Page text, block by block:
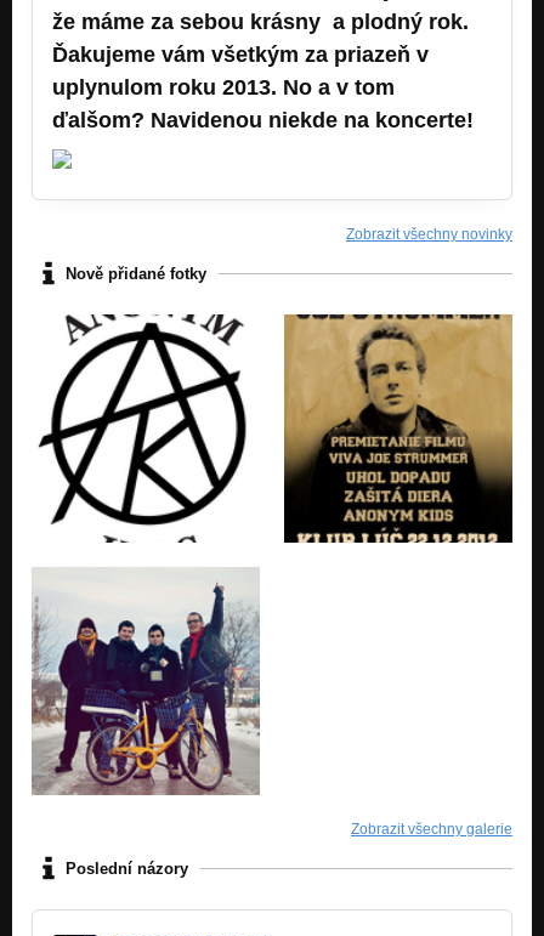
že máme za sebou krásny a plodný rok.
Ďakujeme vám všetkým za priazeň v
uplynulom roku 2013. No a v tom
ďalšom? Navidenou niekde na koncerte!
Zobrazit všechny novinky
Nově přidané fotky
Zobrazit všechny galerie
Poslední názory